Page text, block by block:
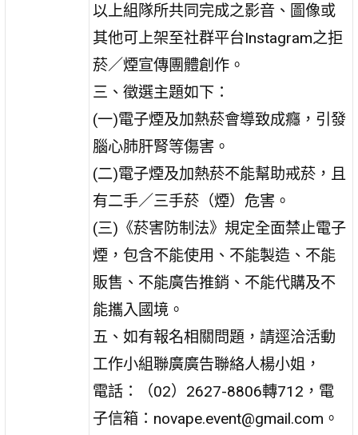
以上組隊所共同完成之影音、圖像或
其他可上架至社群平台Instagram之拒
菸／煙宣傳團體創作。
三、徵選主題如下：
(一)電子煙及加熱菸會導致成癮，引發
腦心肺肝腎等傷害。
(二)電子煙及加熱菸不能幫助戒菸，且
有二手／三手菸（煙）危害。
(三)《菸害防制法》規定全面禁止電子
煙，包含不能使用、不能製造、不能
販售、不能廣告推銷、不能代購及不
能攜入國境。
五、如有報名相關問題，請逕洽活動
工作小組聯廣廣告聯絡人楊小姐，
電話：（02）2627-8806轉712，電
子信箱：novape.event@gmail.com。